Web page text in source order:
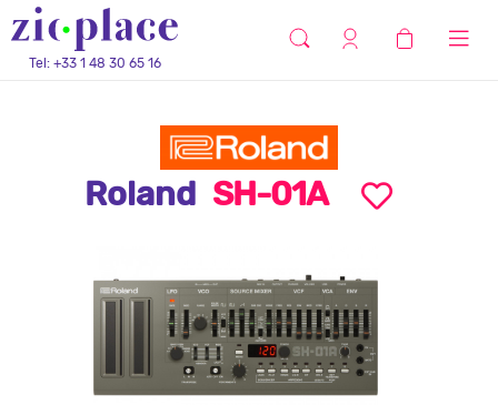
Tel: +33 1 48 30 65 16
Roland SH-01A